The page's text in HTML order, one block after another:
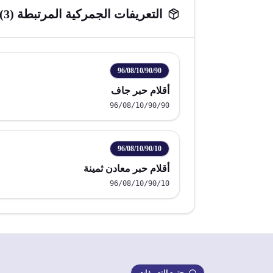
التعريفات الجمركية المرتبطة (3
)
96/08/10/90/90
أقلام حبر جاف
96/08/10/90/90
96/08/10/90/10
أقلام حبر معادن ثمينة
96/08/10/90/10